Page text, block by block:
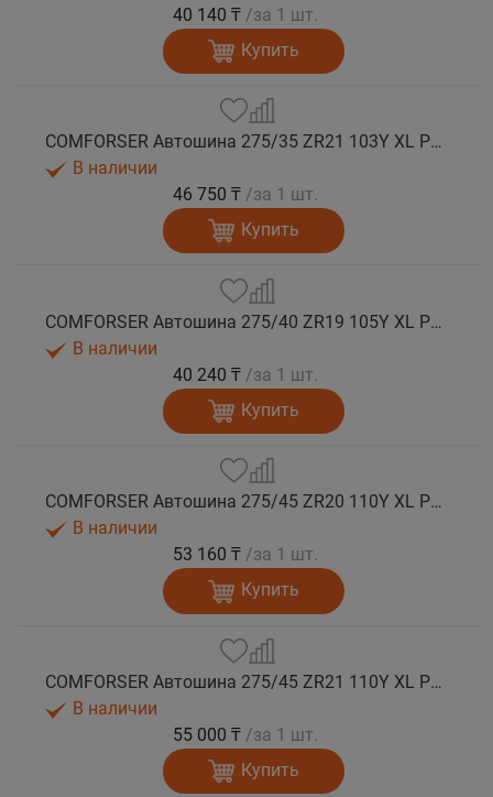
40 140 ₸ /за 1 шт.
Купить
COMFORSER Автошина 275/35 ZR21 103Y XL PURESPEED лето
В наличии
46 750 ₸ /за 1 шт.
Купить
COMFORSER Автошина 275/40 ZR19 105Y XL PURESPEED лето
В наличии
40 240 ₸ /за 1 шт.
Купить
COMFORSER Автошина 275/45 ZR20 110Y XL PURESPEED лето
В наличии
53 160 ₸ /за 1 шт.
Купить
COMFORSER Автошина 275/45 ZR21 110Y XL PURESPEED лето
В наличии
55 000 ₸ /за 1 шт.
Купить